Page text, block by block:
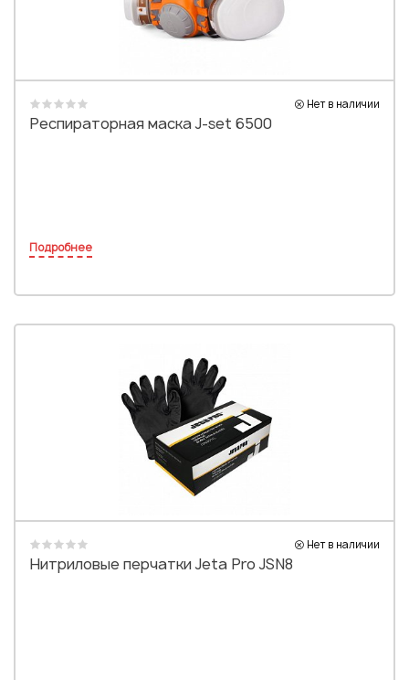
Нет в наличии
Респираторная маска J-set 6500
Подробнее
Нет в наличии
Нитриловые перчатки Jeta Pro JSN8